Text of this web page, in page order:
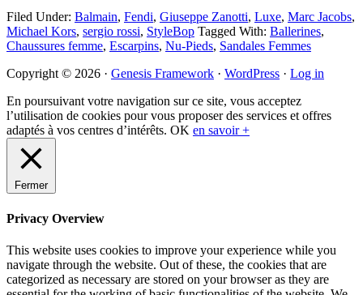
Filed Under: Balmain, Fendi, Giuseppe Zanotti, Luxe, Marc Jacobs,
Michael Kors, sergio rossi, StyleBop Tagged With: Ballerines,
Chaussures femme, Escarpins, Nu-Pieds, Sandales Femmes
Primary
Sidebar
Copyright © 2026 · Genesis Framework · WordPress · Log in
En poursuivant votre navigation sur ce site, vous acceptez
l’utilisation de cookies pour vous proposer des services et offres
adaptés à vos centres d’intérêts. OK en savoir +
Fermer
Privacy Overview
This website uses cookies to improve your experience while you
navigate through the website. Out of these, the cookies that are
categorized as necessary are stored on your browser as they are